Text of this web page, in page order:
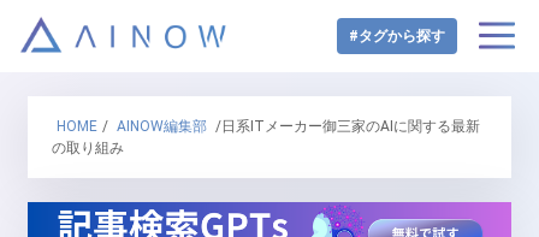
#タグから探す
HOME / AINOW編集部 /日系ITメーカー御三家のAIに関する最新
の取り組み